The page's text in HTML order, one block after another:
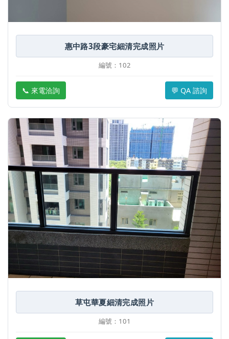
惠中路3段豪宅細清完成照片
編號：102
📞 來電洽詢 💬 QA 諮詢
草屯華夏細清完成照片
編號：101